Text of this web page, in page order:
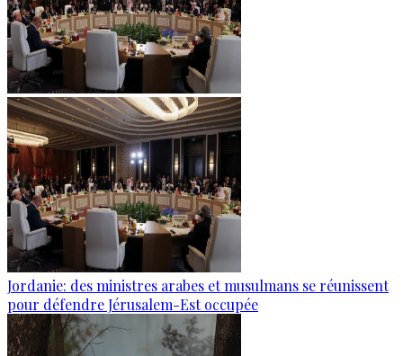
Jordanie: des ministres arabes et musulmans se réunissent
pour défendre Jérusalem-Est occupée